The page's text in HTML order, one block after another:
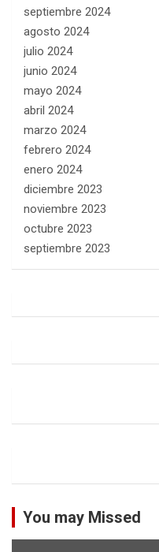
septiembre 2024
agosto 2024
julio 2024
junio 2024
mayo 2024
abril 2024
marzo 2024
febrero 2024
enero 2024
diciembre 2023
noviembre 2023
octubre 2023
septiembre 2023
You may Missed